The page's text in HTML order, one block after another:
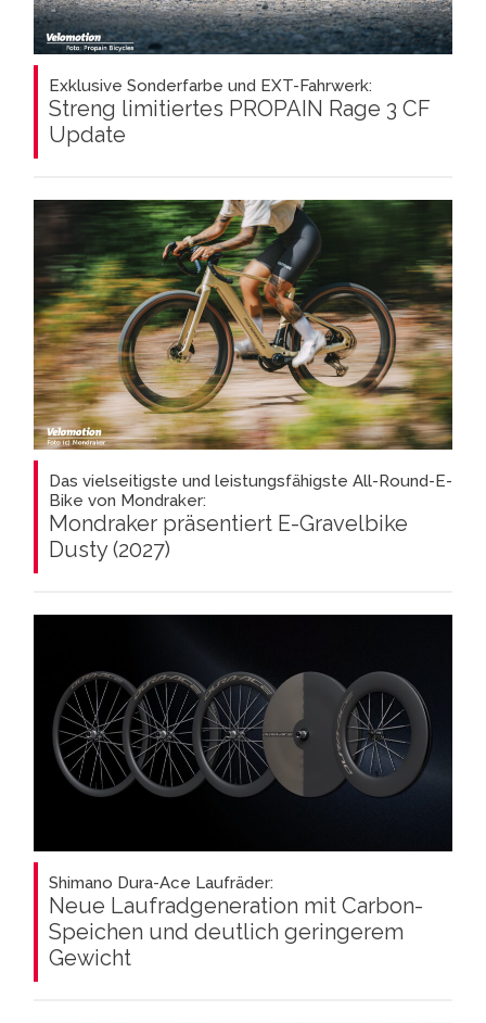
Exklusive Sonderfarbe und EXT-Fahrwerk:
Streng limitiertes PROPAIN Rage 3 CF
Update
Das vielseitigste und leistungsfähigste All-Round-E-
Bike von Mondraker:
Mondraker präsentiert E-Gravelbike
Dusty (2027)
Shimano Dura-Ace Laufräder:
Neue Laufradgeneration mit Carbon-
Speichen und deutlich geringerem
Gewicht